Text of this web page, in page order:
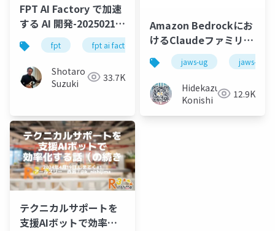
FPT AI Factory で加速
する AI 開発-20250213-
公開版fpt fpt ai factory generative ai azure
Shotaro
Suzuki
33.7K
Amazon Bedrockにお
けるClaudeファミリー
の画像認識機能の比較
と応用例
jaws-ug jaws-ug朝
Hidekazu
Konishi
12.9K
テクニカルサポートを
支援AIボットで効率化